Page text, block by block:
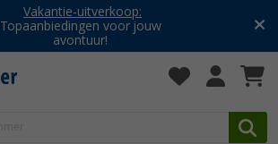
Vakantie-uitverkoop:
Topaanbiedingen voor jouw
avontuur!